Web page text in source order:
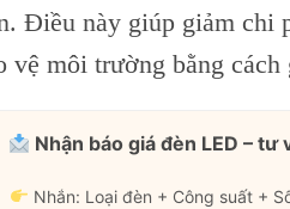
Điều này giúp giảm chi
vệ môi trường bằng
Nhận báo giá đèn LED –
Nhắn: Loại đèn + Công suất +